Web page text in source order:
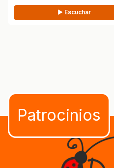
▶ Escuchar